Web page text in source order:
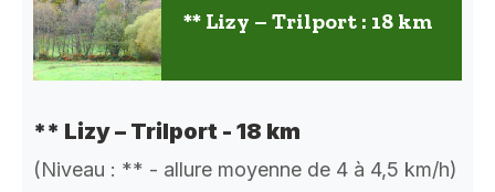
** Lizy – Trilport : 18 km
** Lizy – Trilport - 18 km
(Niveau : ** - allure moyenne de 4 à 4,5 km/h)